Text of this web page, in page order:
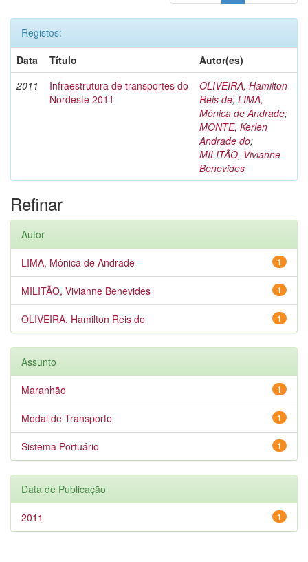
Registos:
Data
Título
Autor(es)
2011
Infraestrutura de transportes do
Nordeste 2011
OLIVEIRA, Hamilton
Reis de; LIMA,
Mônica de Andrade;
MONTE, Kerlen
Andrade do;
MILITÃO, Vivianne
Benevides
Refinar
Autor
1
LIMA, Mônica de Andrade
1
MILITÃO, Vivianne Benevides
1
OLIVEIRA, Hamilton Reis de
Assunto
1
Maranhão
1
Modal de Transporte
1
Sistema Portuário
Data de Publicação
1
2011